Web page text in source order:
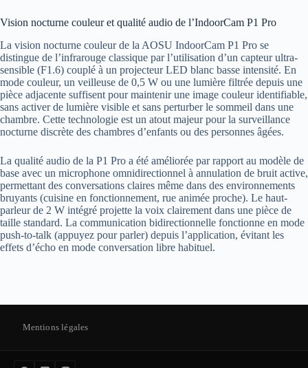
Vision nocturne couleur et qualité audio de l’IndoorCam P1 Pro
La vision nocturne couleur de la AOSU IndoorCam P1 Pro se
distingue de l’infrarouge classique par l’utilisation d’un capteur ultra-
sensible (F1.6) couplé à un projecteur LED blanc basse intensité. En
mode couleur, un veilleuse de 0,5 W ou une lumière filtrée depuis une
pièce adjacente suffisent pour maintenir une image couleur identifiable,
sans activer de lumière visible et sans perturber le sommeil dans une
chambre. Cette technologie est un atout majeur pour la surveillance
nocturne discrète des chambres d’enfants ou des personnes âgées.
La qualité audio de la P1 Pro a été améliorée par rapport au modèle de
base avec un microphone omnidirectionnel à annulation de bruit active,
permettant des conversations claires même dans des environnements
bruyants (cuisine en fonctionnement, rue animée proche). Le haut-
parleur de 2 W intégré projette la voix clairement dans une pièce de
taille standard. La communication bidirectionnelle fonctionne en mode
push-to-talk (appuyez pour parler) depuis l’application, évitant les
effets d’écho en mode conversation libre habituel.
Mentions légales